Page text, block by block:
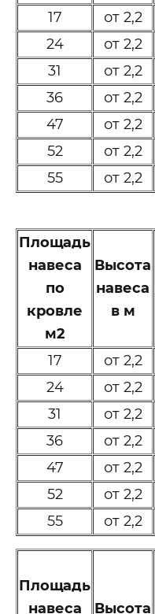
17 от 2,2
24
от 2,2
31
от 2,2
36
от 2,2
47
от 2,2
52
от 2,2
55
от 2,2
Площадь
навеса
по
кровле
м2
Высота
навеса
в м
17 от 2,2
24
от 2,2
31
от 2,2
36
от 2,2
47
от 2,2
52
от 2,2
55
от 2,2
Площадь
навеса
Высота